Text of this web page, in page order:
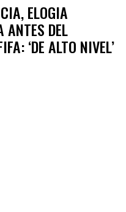
ELOGIA
ANTES DEL
‘DE ALTO NIVEL’